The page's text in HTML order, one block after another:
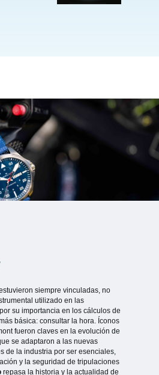
siempre vinculadas, no
utilizado en las
su importancia en los cálculos de
básica: consultar la hora. Íconos
fueron claves en la evolución de
se adaptaron a las nuevas
de la industria por ser esenciales,
y la seguridad de tripulaciones
repasa la historia y la actualidad de